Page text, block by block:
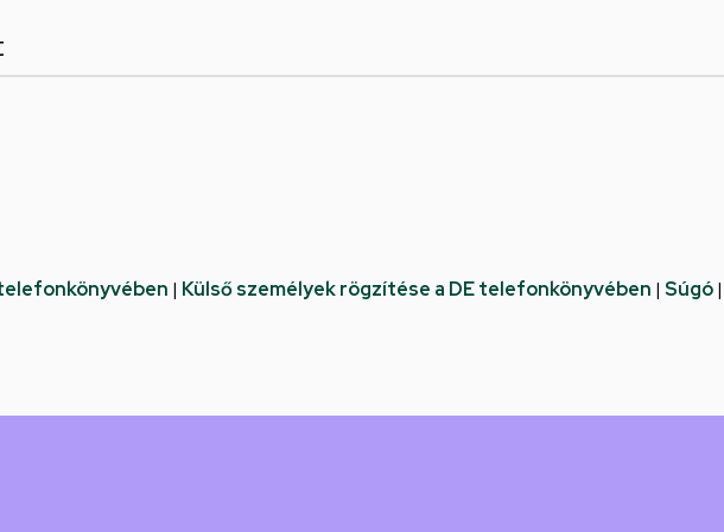
| Külső személyek rögzítése a DE telefonkönyvében | Súgó|